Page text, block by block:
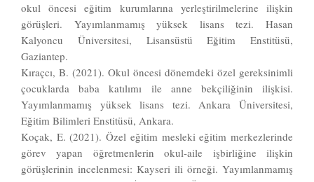
okul öncesi eğitim kurumlarına yerleştirilmelerine ilişkin
görüşleri. Yayımlanmamış yüksek lisans tezi. Hasan
Kalyoncu Üniversitesi, Lisansüstü Eğitim Enstitüsü,
Gaziantep.
Kıraçcı, B. (2021). Okul öncesi dönemdeki özel gereksinimli
çocuklarda baba katılımı ile anne bekçiliğinin ilişkisi.
Yayımlanmamış yüksek lisans tezi. Ankara Üniversitesi,
Eğitim Bilimleri Enstitüsü, Ankara.
Koçak, E. (2021). Özel eğitim mesleki eğitim merkezlerinde
görev yapan öğretmenlerin okul-aile işbirliğine ilişkin
görüşlerinin incelenmesi: Kayseri ili örneği. Yayımlanmamış